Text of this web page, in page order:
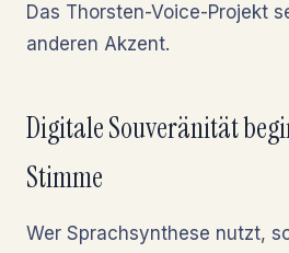
Das Thorsten-Voice-Projekt
anderen Akzent.
Digitale Souveränität
Stimme
Wer Sprachsynthese nutzt,